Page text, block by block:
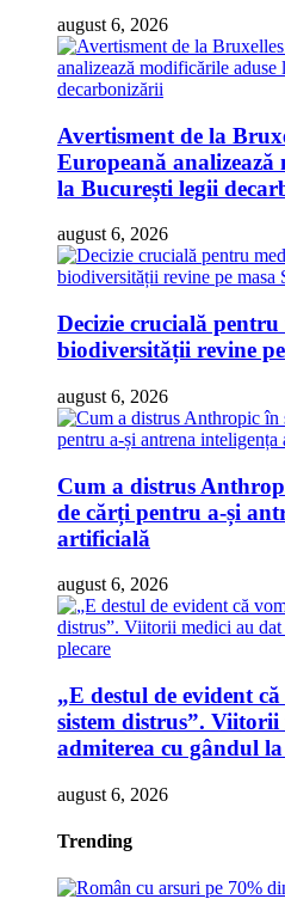
august 6, 2026
Avertisment de la
Europeană analizează
la București legii
august 6, 2026
Decizie crucială
biodiversității revine
august 6, 2026
Cum a distrus
de cărți pentru a-și
artificială
august 6, 2026
„E destul de evident
sistem distrus”.
admiterea cu gândul
august 6, 2026
Trending